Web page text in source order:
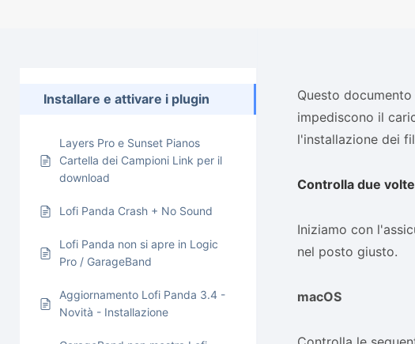
Installare e attivare i plugin
Layers Pro e Sunset Pianos
Cartella dei Campioni Link per il
download
Lofi Panda Crash + No Sound
Lofi Panda non si apre in Logic
Pro / GarageBand
Aggiornamento Lofi Panda 3.4 -
Novità - Installazione
Questo
impediscono il
l'installazione dei
Controlla due
Iniziamo con
nel posto giusto.
macOS